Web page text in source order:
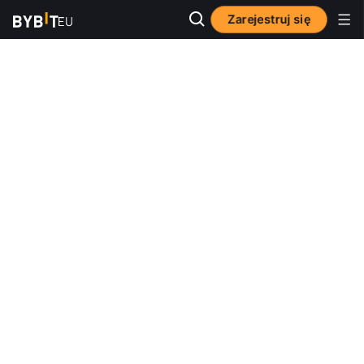
Zarejestruj się